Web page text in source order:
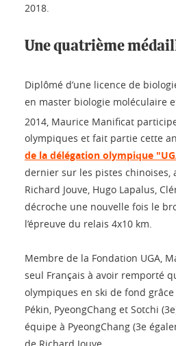
2018.
Une quatrième
Diplômé d’une licence de
en master biologie moléculaire
2014, Maurice Manificat
olympiques et fait partie cette
de la délégation olympique
dernier sur les pistes chinoises,
Richard Jouve, Hugo Lapalus,
décroche une nouvelle fois le
l’épreuve du relais 4x10 km.
Membre de la Fondation UGA,
seul Français à avoir remporté
olympiques en ski de fond
Pékin, PyeongChang et Sotchi
équipe à PyeongChang (3e